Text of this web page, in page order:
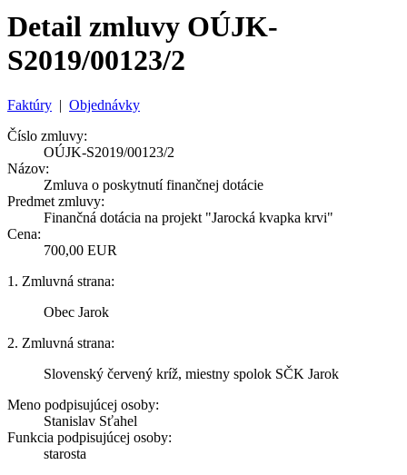
Detail zmluvy OÚJK-
S2019/00123/2
Faktúry | Objednávky
Číslo zmluvy:
OÚJK-S2019/00123/2
Názov:
Zmluva o poskytnutí finančnej dotácie
Predmet zmluvy:
Finančná dotácia na projekt "Jarocká kvapka krvi"
Cena:
700,00 EUR
1. Zmluvná strana:
Obec Jarok
2. Zmluvná strana:
Slovenský červený kríž, miestny spolok SČK Jarok
Meno podpisujúcej osoby:
Stanislav Sťahel
Funkcia podpisujúcej osoby:
starosta